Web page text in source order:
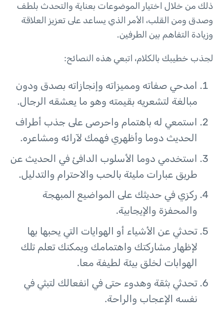
ذلك من خلال اختيار الموضوعات بعناية والتحدث بلطف
وصدق ومن القلب، الأمر الذي يساعد على تعزيز العلاقة
وزيادة التفاهم بين الطرفين.
لجذب خطيبك بالكلام، اتبعي هذه النصائح:
امدحي صفاته ومميزاته وإنجازاته بصدق ودون
مبالغة لتشعريه بقيمته وهو ما يعشقه الرجال.
استمعي له باهتمام واحرصى على جذب أطراف
الحديث دوما وأظهري فهمك لآرائه ومشاعره.
استخدمي دوما الأسلوب الدافئ في الحديث عن
طريق عبارات مليئة بالحب والاحترام والتدليل.
ركزي في حديثك على المواضيع المبهجة
والمحفزة والإيجابية.
تحدثي عن الأشياء أو الهوايات التي يحبها بها
لإظهار مشاركتك واهتمامك ويمكنك تعلم تلك
الهوابات لخلق بيئة لطيفة معا.
تحدثي بثقة وهدوء حتى في انفعالك لتبثي في
نفسه الإعجاب والراحة.